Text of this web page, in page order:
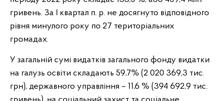
гривень. За І квартал п. р. не досягнуто відповідного
рівня минулого року по 27 територіальних
громадах.
У загальній сумі видатків загального фонду видатки
на галузь освіти складають 59,7% (2 020 369,3 тис.
грн), державного управління – 11,6 % (394 692,9 тис.